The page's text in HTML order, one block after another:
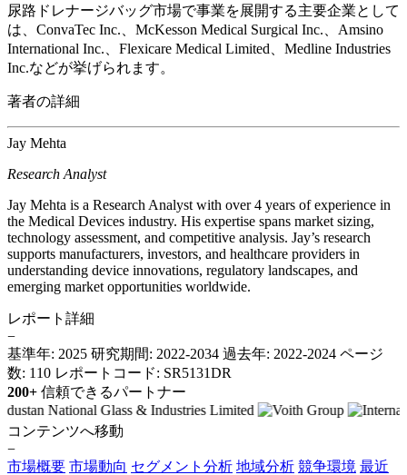
尿路ドレナージバッグ市場で事業を展開する主要企業として
は、ConvaTec Inc.、McKesson Medical Surgical Inc.、Amsino
International Inc.、Flexicare Medical Limited、Medline Industries
Inc.などが挙げられます。
著者の詳細
Jay Mehta
Research Analyst
Jay Mehta is a Research Analyst with over 4 years of experience in
the Medical Devices industry. His expertise spans market sizing,
technology assessment, and competitive analysis. Jay’s research
supports manufacturers, investors, and healthcare providers in
understanding device innovations, regulatory landscapes, and
emerging market opportunities worldwide.
レポート詳細
−
基準年: 2025 研究期間: 2022-2034 過去年: 2022-2024 ページ
数: 110 レポートコード: SR5131DR
200+ 信頼できるパートナー
コンテンツへ移動
−
市場概要 市場動向 セグメント分析 地域分析 競争環境 最近